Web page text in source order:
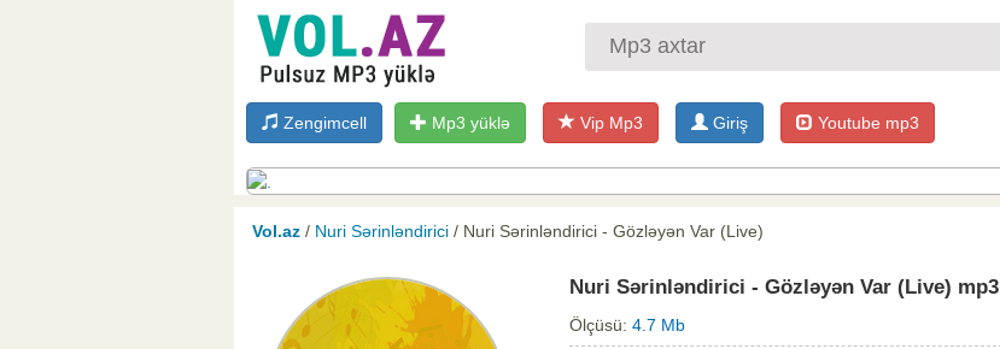
Zengimcell Mp3 yüklə Vip Mp3 Giriş Youtube mp3
Vol.az / Nuri Sərinləndirici / Nuri Sərinləndirici - Gözləyən Var (Live)
Nuri Sərinləndirici - Gözləyən Var (Live) mp3
Ölçüsü: 4.7 Mb